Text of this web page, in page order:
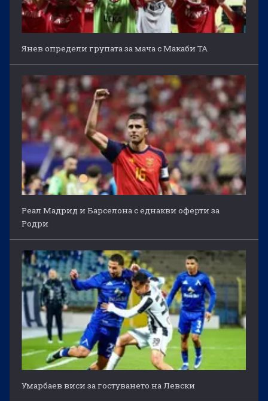
Янев определи групата за мача с Макаби ТА
Реал Мадрид и Барселона с еднакви оферти за
Родри
Умарбаев виси за гостуването на Левски